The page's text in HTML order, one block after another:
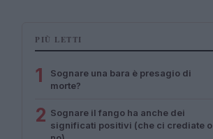
PIÙ LETTI
1
Sognare una bara è presagio di
morte?
2 Sognare il fango ha anche dei
significati positivi (che ci crediate o